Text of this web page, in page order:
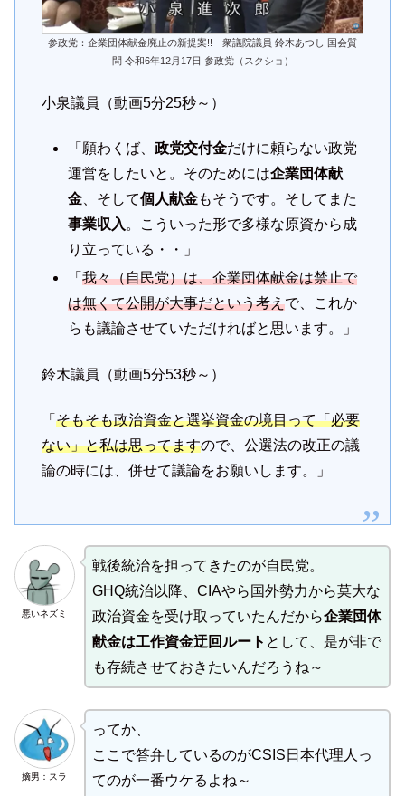
参政党：企業団体献金廃止の新提案!! 衆議院議員 鈴木あつし 国会質
問 令和6年12月17日 参政党（スクショ）
小泉議員（動画5分25秒～）
「願わくば、 政党交付金だけに頼らない政党
運営をしたいと。そのためには企業団体献
金、そして個人献金もそうです。そしてまた
事業収入 。こういった形で多様な原資から成
り立っている・・」
「 我々（自民党）は、企業団体献金は禁止で
は無くて公開が大事だという考えで、これか
らも議論させていただければと思います。」
鈴木議員（動画5分53秒～）
「 そもそも政治資金と選挙資金の境目って「必要
ない」と私は思ってますので、公選法の改正の議
論の時には、併せて議論をお願いします。」
悪いネズミ
戦後統治を担ってきたのが自民党。
GHQ統治以降、CIAやら国外勢力から莫大な
政治資金を受け取っていたんだから企業団体
献金は工作資金迂回ルート として、是が非で
も存続させておきたいんだろうね～
嫡男：スラ
ってか、
ここで答弁しているのがCSIS日本代理人っ
てのが一番ウケるよね～